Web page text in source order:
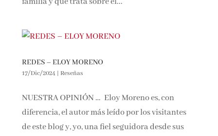
REDES – ELOY MORENO
17/Dic/2024 | Reseñas
NUESTRA OPINIÓN … Eloy Moreno es, con
diferencia, el autor más leído por los visitantes
de este blog y, yo, una fiel seguidora desde sus